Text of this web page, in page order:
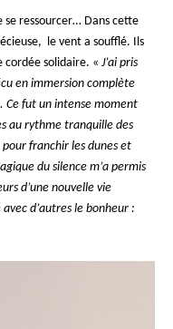
se ressourcer… Dans cette
le vent a soufflé. Ils
cordée solidaire. «J’ai pris
en immersion complète
Ce fut un intense moment
au rythme tranquille des
franchir les dunes et
du silence m’a permis
d’une nouvelle vie
d’autres le bonheur :